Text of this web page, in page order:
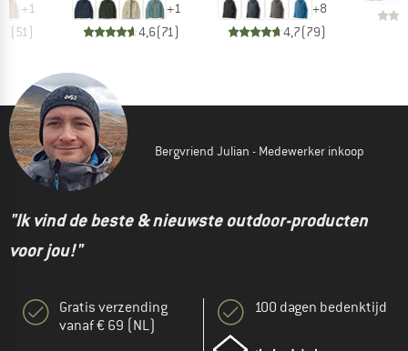
+1
(51)
+1
4,6(71)
+8
4,7(79)
Bergvriend Julian - Medewerker inkoop
"Ik vind de beste & nieuwste outdoor-producten
voor jou!"
Gratis verzending
vanaf € 69 (NL)
100 dagen bedenktijd